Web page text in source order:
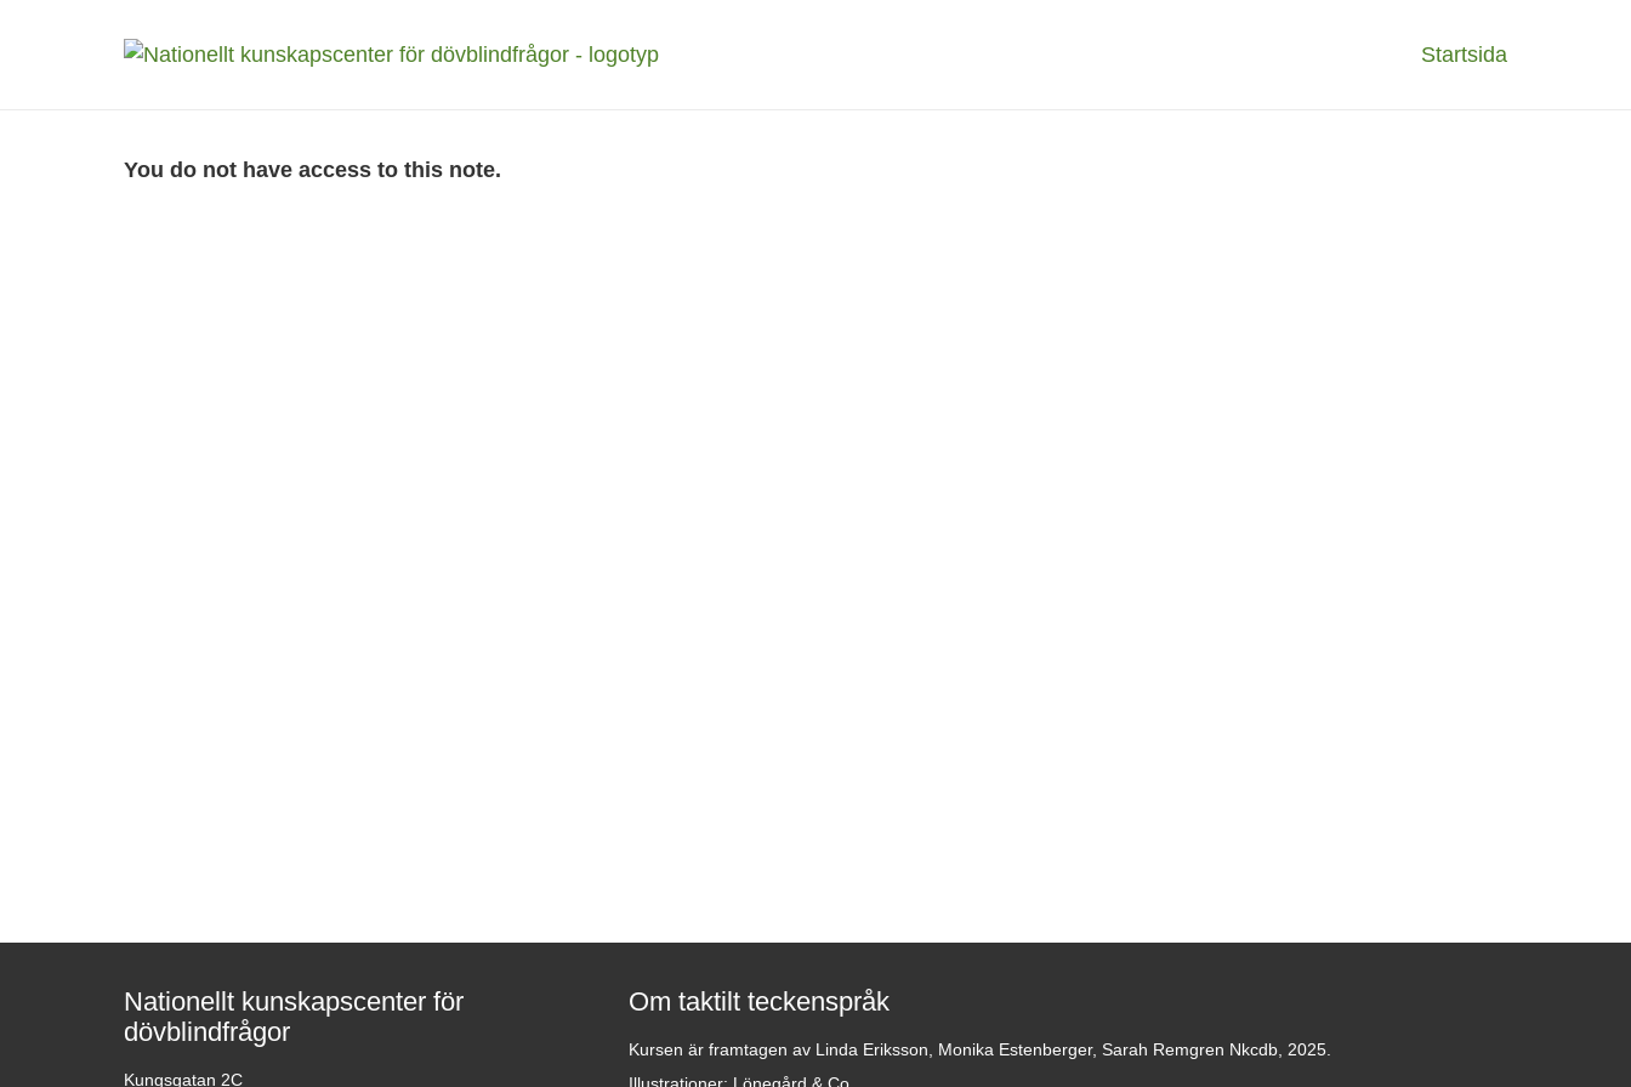
Startsida
You do not have access to this note.
Nationellt kunskapscenter för
dövblindfrågor
Kungsgatan 2C
Om taktilt teckenspråk
Kursen är framtagen av Linda Eriksson, Monika Estenberger, Sarah Remgren Nkcdb, 2025.